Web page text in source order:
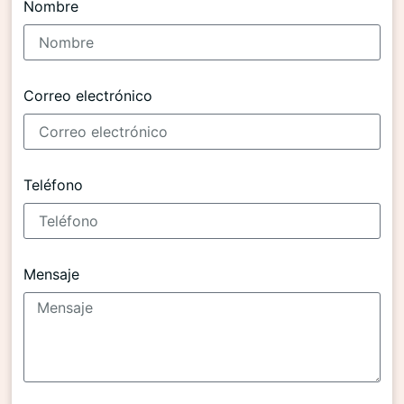
Nombre
Correo electrónico
Teléfono
Mensaje